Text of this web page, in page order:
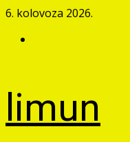
Skip
content
6. kolovoza 2026.
limun